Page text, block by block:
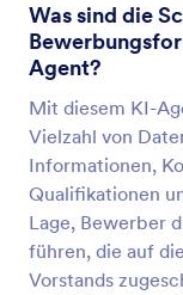
Was sind die
Agent?
Mit diesem KI-
Vielzahl von
Informationen,
Qualifikationen
Lage, Bewerber
führen, die auf
Vorstands